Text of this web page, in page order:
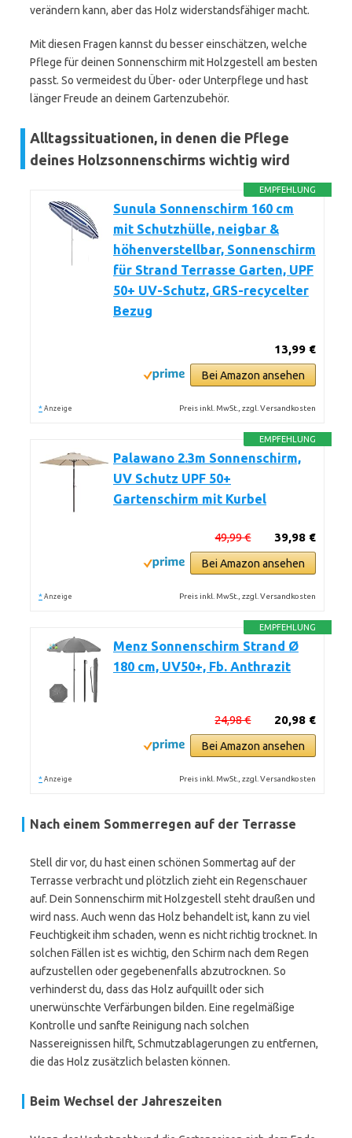
verändern kann, aber das Holz widerstandsfähiger macht.
Mit diesen Fragen kannst du besser einschätzen, welche
Pflege für deinen Sonnenschirm mit Holzgestell am besten
passt. So vermeidest du Über- oder Unterpflege und hast
länger Freude an deinem Gartenzubehör.
Alltagssituationen, in denen die Pflege
deines Holzsonnenschirms wichtig wird
EMPFEHLUNG
Sunula Sonnenschirm 160 cm
mit Schutzhülle, neigbar &
höhenverstellbar, Sonnenschirm
für Strand Terrasse Garten, UPF
50+ UV-Schutz, GRS-recycelter
Bezug
13,99 €
Bei Amazon ansehen
* Anzeige Preis inkl. MwSt., zzgl. Versandkosten
EMPFEHLUNG
Palawano 2.3m Sonnenschirm,
UV Schutz UPF 50+
Gartenschirm mit Kurbel
39,98 €
49,99 €
Bei Amazon ansehen
* Anzeige Preis inkl. MwSt., zzgl. Versandkosten
EMPFEHLUNG
Menz Sonnenschirm Strand Ø
180 cm, UV50+, Fb. Anthrazit
20,98 €
24,98 €
Bei Amazon ansehen
* Anzeige Preis inkl. MwSt., zzgl. Versandkosten
Nach einem Sommerregen auf der Terrasse
Stell dir vor, du hast einen schönen Sommertag auf der
Terrasse verbracht und plötzlich zieht ein Regenschauer
auf. Dein Sonnenschirm mit Holzgestell steht draußen und
wird nass. Auch wenn das Holz behandelt ist, kann zu viel
Feuchtigkeit ihm schaden, wenn es nicht richtig trocknet. In
solchen Fällen ist es wichtig, den Schirm nach dem Regen
aufzustellen oder gegebenenfalls abzutrocknen. So
verhinderst du, dass das Holz aufquillt oder sich
unerwünschte Verfärbungen bilden. Eine regelmäßige
Kontrolle und sanfte Reinigung nach solchen
Nassereignissen hilft, Schmutzablagerungen zu entfernen,
die das Holz zusätzlich belasten können.
Beim Wechsel der Jahreszeiten